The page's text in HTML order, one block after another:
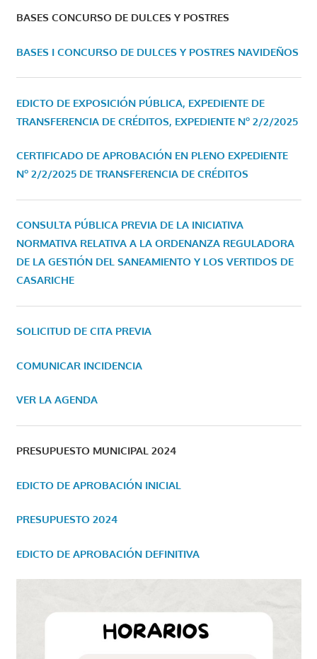
BASES CONCURSO DE DULCES Y POSTRES
BASES I CONCURSO DE DULCES Y POSTRES NAVIDEÑOS
EDICTO DE EXPOSICIÓN PÚBLICA, EXPEDIENTE DE
TRANSFERENCIA DE CRÉDITOS, EXPEDIENTE Nº 2/2/2025
CERTIFICADO DE APROBACIÓN EN PLENO EXPEDIENTE
Nº 2/2/2025 DE TRANSFERENCIA DE CRÉDITOS
CONSULTA PÚBLICA PREVIA DE LA INICIATIVA
NORMATIVA RELATIVA A LA ORDENANZA REGULADORA
DE LA GESTIÓN DEL SANEAMIENTO Y LOS VERTIDOS DE
CASARICHE
SOLICITUD DE CITA PREVIA
COMUNICAR INCIDENCIA
VER LA AGENDA
PRESUPUESTO MUNICIPAL 2024
EDICTO DE APROBACIÓN INICIAL
PRESUPUESTO 2024
EDICTO DE APROBACIÓN DEFINITIVA